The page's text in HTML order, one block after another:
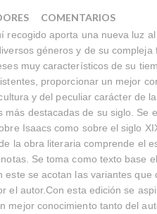
recogido aporta una nueva luz
géneros y de su
muy característicos de su
proporcionar un mejor
y del peculiar carácter de
más destacadas de su siglo. Se
Isaacs como sobre el siglo
la obra literaria comprende el
Se toma como texto base
este se acotan las variantes
el autor.Con esta edición se
mejor conocimiento tanto del
COMENTARIOS